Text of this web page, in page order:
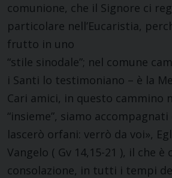
comunione, che il Signore ci
particolare nell’Eucaristia,
frutto in uno
“stile sinodale”; nel comune
i Santi lo testimoniano – è la
Cari amici, in questo cammino
“insieme”, siamo accompagnati
lascerò orfani: verrò da voi»,
Vangelo ( Gv 14,15-21 ), il che è
consolazione, in tutti i tempi